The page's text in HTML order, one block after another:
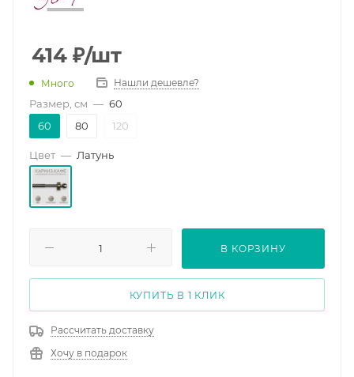
414 ₽/шт
Много Нашли дешевле?
Размер, см — 60
60
80 120
Цвет — Латунь
В КОРЗИНУ
КУПИТЬ В 1 КЛИК
Рассчитать доставку
Хочу в подарок